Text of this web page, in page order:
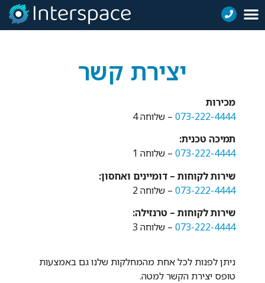
יצירת קשר
מכירות
073-222-4444 – שלוחה 4
תמיכה טכנית:
073-222-4444 – שלוחה 1
שירות לקוחות – דומיינים ואחסון:
073-222-4444 – שלוחה 2
שירות לקוחות – טרנזילה:
073-222-4444 – שלוחה 3
ניתן לפנות לכל אחת מהמחלקות שלנו גם באמצעות
טופס יצירת הקשר למטה.